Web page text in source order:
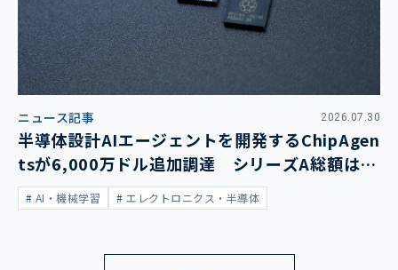
ニュース記事 2026.07.30
半導体設計AIエージェントを開発するChipAgen
tsが6,000万ドル追加調達 シリーズA総額は1
億3,400万ドルに
AI・機械学習 エレクトロニクス・半導体